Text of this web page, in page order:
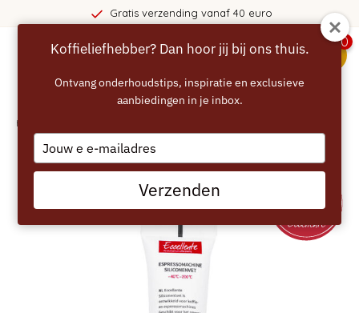
Gratis verzending vanaf 40 euro
0
Home
Koffieliefhebber? Dan hoor jij bij ons thuis.
Ontvang onderhoudstips, inspiratie en exclusieve
aanbiedingen in je inbox.
Type
your
email
Verzenden